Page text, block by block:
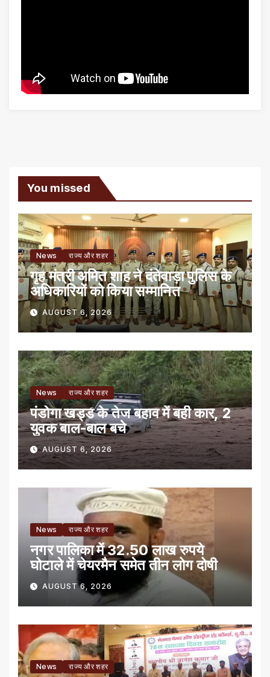
You missed
News राज्य और शहर
गृह मंत्री अमित शाह ने दंतेवाड़ा पुलिस के
अधिकारियों को किया सम्मानित
AUGUST 6, 2026
News राज्य और शहर
पंडोगा खड्ड के तेज बहाव में बही कार, 2
युवक बाल-बाल बचे
AUGUST 6, 2026
News राज्य और शहर
नगर पालिका में 32.50 लाख रुपये
घोटाले में चेयरमैन समेत तीन लोग दोषी
AUGUST 6, 2026
News राज्य और शहर